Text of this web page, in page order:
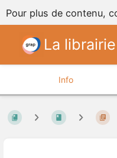
Pour plus de contenu,
La librairie
Info